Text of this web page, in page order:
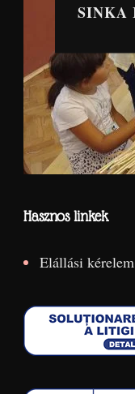
SINKA
Hasznos linkek
Elállási kérelem